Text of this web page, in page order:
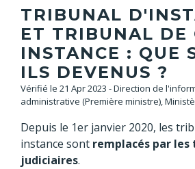
TRIBUNAL
ET TRIBUNAL DE
INSTANCE : QUE
ILS DEVENUS ?
Vérifié le 21 Apr 2023 - Direction de
administrative (Première ministre),
Depuis le 1er janvier 2020, les
instance sont remplacés par
judiciaires.